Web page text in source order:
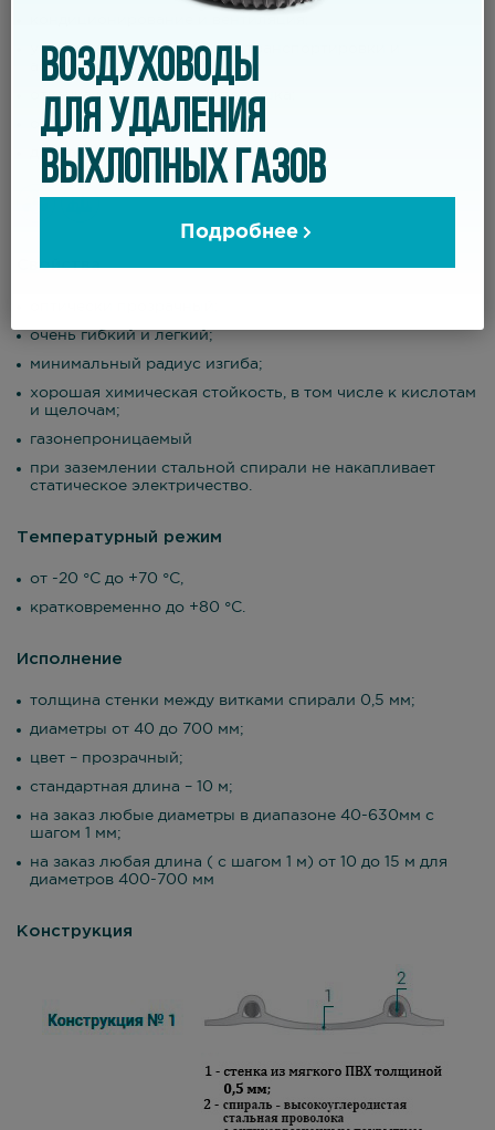
универсальный шланг для транспортировки и
аспирации;
откачка мелкой пыли и порошка;
отвод дыма и газов;
дренажный шланг.
Свойства
очень гибкий и легкий;
минимальный радиус изгиба;
хорошая химическая стойкость, в том числе к кислотам
и щелочам;
газонепроницаемый
при заземлении стальной спирали не накапливает
статическое электричество.
Температурный режим
от -20 °С до +70 °С,
кратковременно до +80 °С.
Исполнение
толщина стенки между витками спирали 0,5 мм;
диаметры от 40 до 700 мм;
цвет – прозрачный;
стандартная длина – 10 м;
на заказ любые диаметры в диапазоне 40-630мм с
шагом 1 мм;
на заказ любая длина ( с шагом 1 м) от 10 до 15 м для
диаметров 400-700 мм
Конструкция
ВОЗДУХОВОДЫ
ДЛЯ УДАЛЕНИЯ
ВЫХЛОПНЫХ ГАЗОВ
Подробнее